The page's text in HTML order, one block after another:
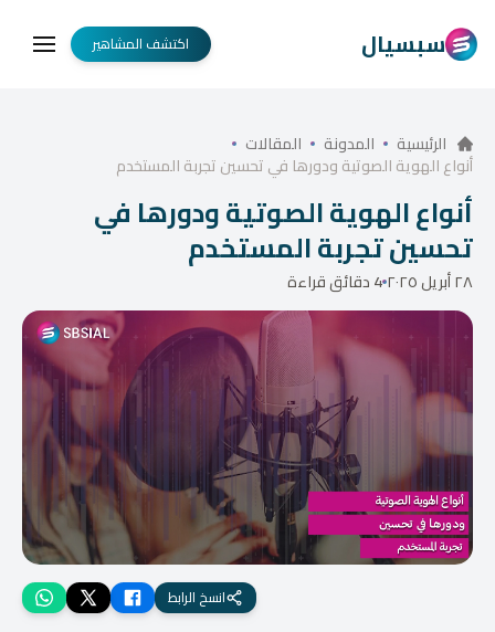
سبسيال اكتشف المشاهير
الرئيسية المدونة المقالات
أنواع الهوية الصوتية ودورها في تحسين تجربة المستخدم
أنواع الهوية الصوتية ودورها في
تحسين تجربة المستخدم
٢٨ أبريل ٢٠٢٥ 4 دقائق قراءة
انسخ الرابط